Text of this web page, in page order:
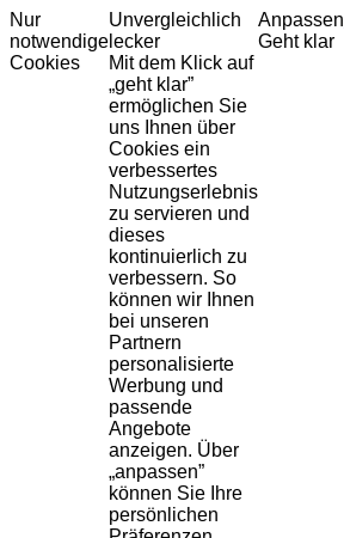
Nur
notwendige
Cookies
Unvergleichlich
lecker
Mit dem Klick auf
„geht klar”
ermöglichen Sie
uns Ihnen über
Cookies ein
verbessertes
Nutzungserlebnis
zu servieren und
dieses
kontinuierlich zu
verbessern. So
können wir Ihnen
bei unseren
Partnern
personalisierte
Werbung und
passende
Angebote
anzeigen. Über
„anpassen”
können Sie Ihre
persönlichen
Anpassen
Geht klar